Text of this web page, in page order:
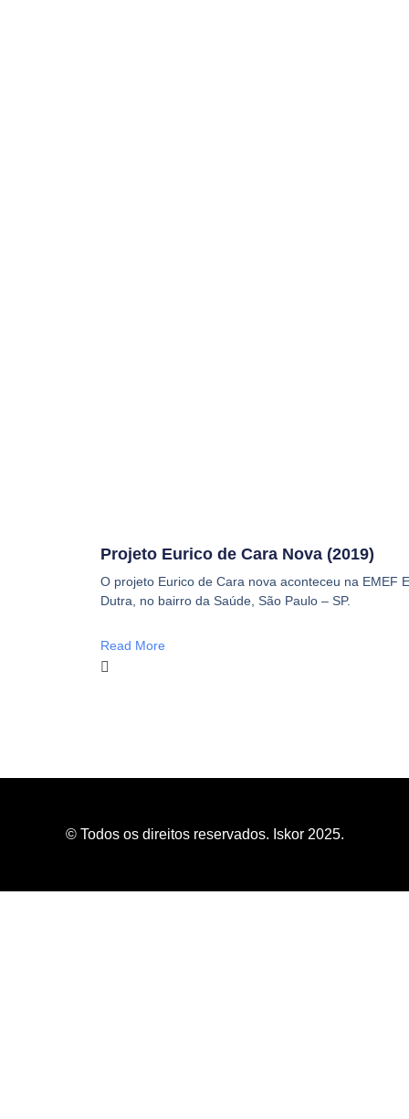
Projeto Eurico de Cara Nova (2019)
O projeto Eurico de Cara nova aconteceu na EMEF
Dutra, no bairro da Saúde, São Paulo – SP.
Read More
© Todos os direitos reservados. Iskor 2025.